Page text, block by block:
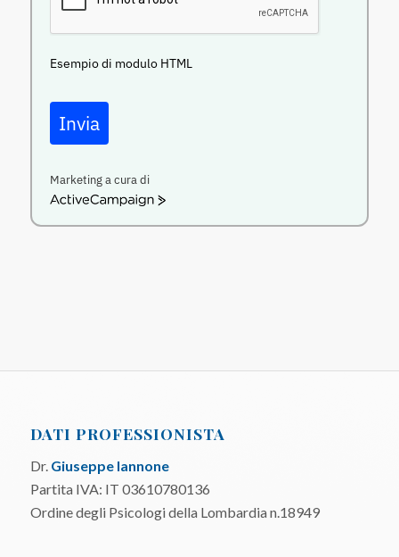
Esempio di modulo HTML
Invia
Marketing a cura di
ActiveCampaign
DATI PROFESSIONISTA
Dr. Giuseppe Iannone
Partita IVA: IT 03610780136
Ordine degli Psicologi della Lombardia n.18949